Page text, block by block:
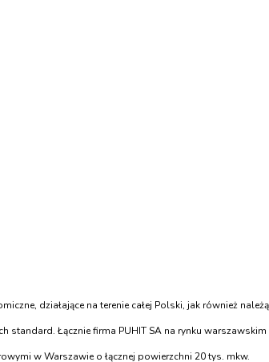
działające na terenie całej Polski, jak również
standard. Łącznie firma PUHIT SA na rynku
w Warszawie o łącznej powierzchni 20 tys. mkw.